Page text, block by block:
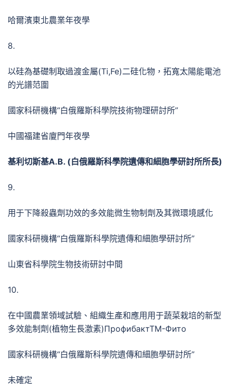
哈爾濱東北農業年夜學
8.
以硅為基礎制取過渡金屬(Ti,Fe)二硅化物，拓寬太陽能電池
的光譜范圍
國家科研機構“白俄羅斯科學院技術物理研討所”
中國福建省廈門年夜學
基利切斯基А.В. (白俄羅斯科學院遺傳和細胞學研討所所長)
9.
用于下降殺蟲劑功效的多效能微生物制劑及其微環境感化
國家科研機構“白俄羅斯科學院遺傳和細胞學研討所”
山東省科學院生物技術研討中間
10.
在中國農業領域試驗、組織生產和應用用于蔬菜栽培的新型
多效能制劑(植物生長激素)ПрофибактТМ-Фито
國家科研機構“白俄羅斯科學院遺傳和細胞學研討所”
未確定